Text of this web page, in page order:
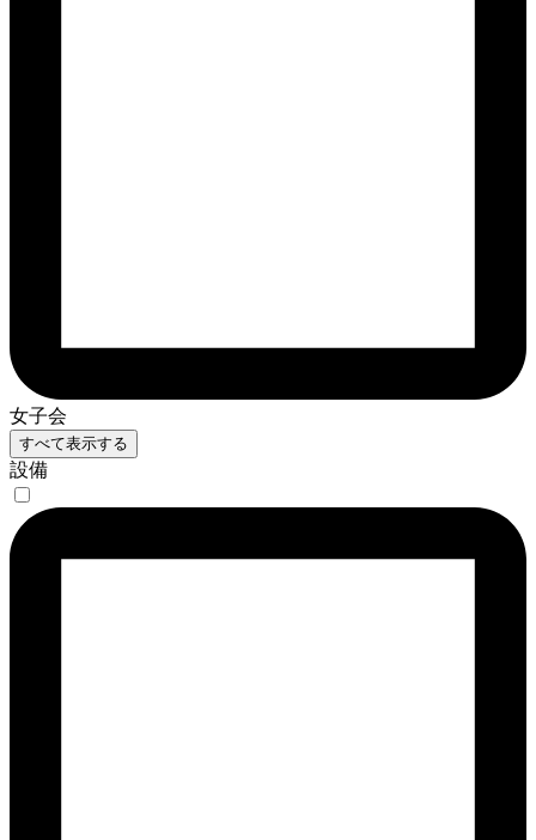
女子会
すべて表示する
設備